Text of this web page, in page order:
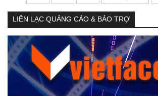
LIÊN LẠC QUẢNG CÁO & BẢO TRỢ